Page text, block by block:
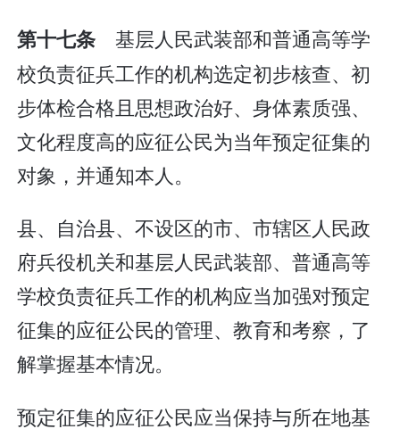
第十七条 基层人民武装部和普通高等学
校负责征兵工作的机构选定初步核查、初
步体检合格且思想政治好、身体素质强、
文化程度高的应征公民为当年预定征集的
对象，并通知本人。
县、自治县、不设区的市、市辖区人民政
府兵役机关和基层人民武装部、普通高等
学校负责征兵工作的机构应当加强对预定
征集的应征公民的管理、教育和考察，了
解掌握基本情况。
预定征集的应征公民应当保持与所在地基